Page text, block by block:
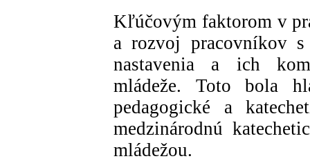
Kľúčovým faktorom v
a rozvoj pracovníkov
nastavenia a ich
mládeže. Toto bola
pedagogické a
medzinárodnú
mládežou.